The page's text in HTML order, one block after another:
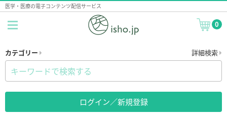
医学・医療の電子コンテンツ配信サービス
0
カテゴリー 詳細検索
ログイン／新規登録